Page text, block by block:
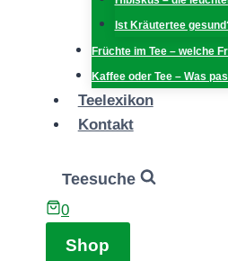
Ist Kräutertee
Früchte im Tee – welche
Kaffee oder Tee – Was
Teelexikon
Kontakt
Teesuche
0
Shop